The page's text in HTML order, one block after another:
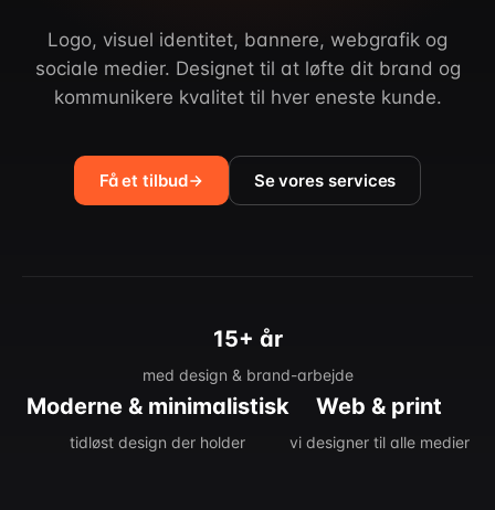
Logo, visuel identitet, bannere, webgrafik og
sociale medier. Designet til at løfte dit brand og
kommunikere kvalitet til hver eneste kunde.
Få et tilbud Se vores services
15+ år
med design & brand-arbejde
Moderne & minimalistisk
tidløst design der holder
Web & print
vi designer til alle medier